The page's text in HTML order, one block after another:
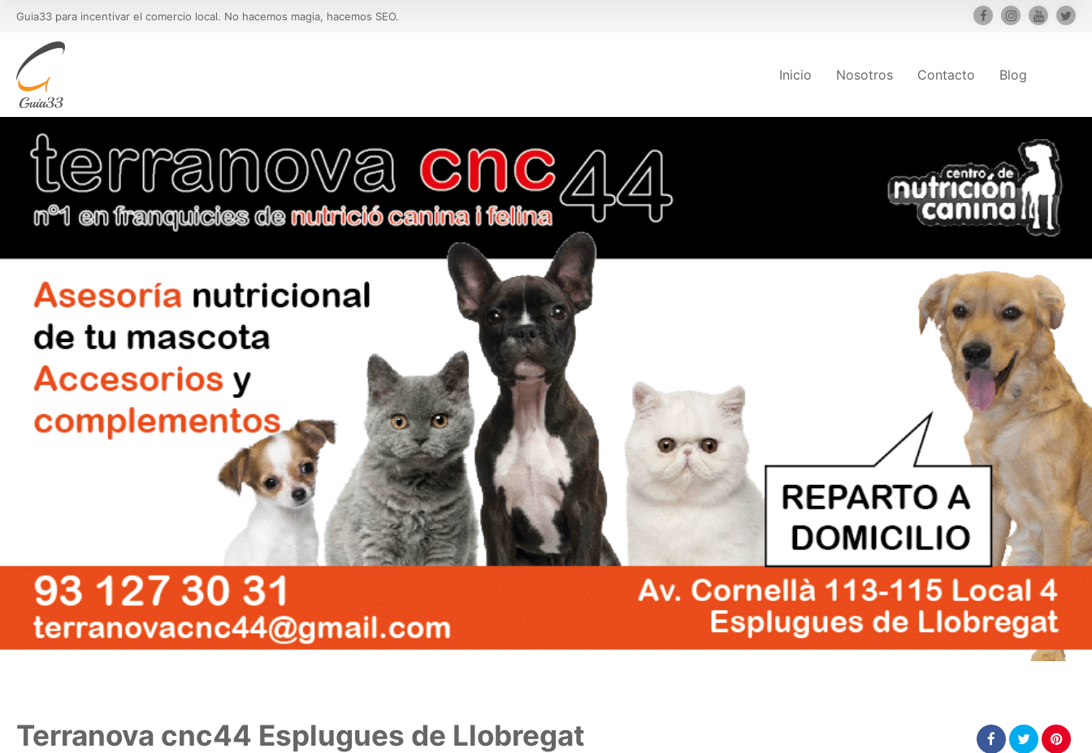
Guia33 para incentivar el comercio local. No hacemos magia, hacemos SEO.
Inicio Nosotros Contacto Blog
Terranova cnc44 Esplugues de Llobregat